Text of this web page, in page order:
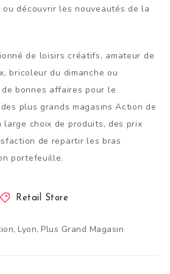
découvrir les nouveautés de la
de loisirs créatifs, amateur de
bricoleur du dimanche ou
bonnes affaires pour le
plus grands magasins Action de
large choix de produits, des prix
de repartir les bras
portefeuille.
Retail Store
, Lyon, Plus Grand Magasin